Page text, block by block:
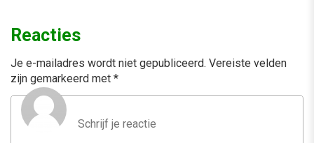
Reacties
Je e-mailadres wordt niet gepubliceerd. Vereiste velden
zijn gemarkeerd met *